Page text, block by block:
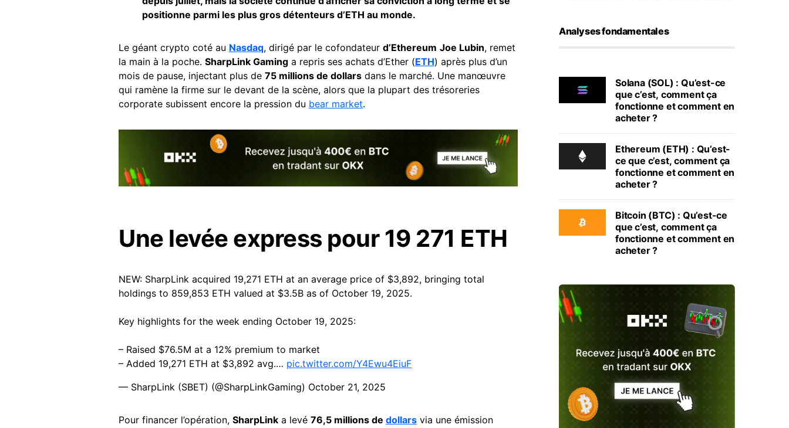
positionne parmi les plus gros détenteurs d’ETH au monde.
Le géant crypto coté au Nasdaq, dirigé par le cofondateur d’Ethereum Joe Lubin, remet
la main à la poche. SharpLink Gaming a repris ses achats d’Ether (ETH) après plus d’un
mois de pause, injectant plus de 75 millions de dollars dans le marché. Une manœuvre
qui ramène la firme sur le devant de la scène, alors que la plupart des trésoreries
corporate subissent encore la pression du bear market.
Une levée express pour 19 271 ETH
NEW: SharpLink acquired 19,271 ETH at an average price of $3,892, bringing total
holdings to 859,853 ETH valued at $3.5B as of October 19, 2025.
Key highlights for the week ending October 19, 2025:
– Raised $76.5M at a 12% premium to market
– Added 19,271 ETH at $3,892 avg.… pic.twitter.com/Y4Ewu4EiuF
— SharpLink (SBET) (@SharpLinkGaming) October 21, 2025
Pour financer l’opération, SharpLink a levé 76,5 millions de dollars via une émission
Analyses fondamentales
Solana (SOL) : Qu’est-ce
que c’est, comment ça
fonctionne et comment en
acheter ?
Ethereum (ETH) : Qu’est-
ce que c’est, comment ça
fonctionne et comment en
acheter ?
Bitcoin (BTC) : Qu’est-ce
que c’est, comment ça
fonctionne et comment en
acheter ?